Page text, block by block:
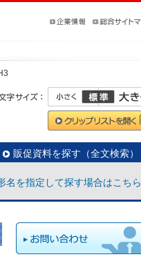
販促資料を探す（全文検索）
名を指定して探す場合はこちら